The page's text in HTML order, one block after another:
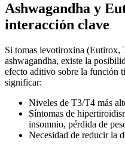
Ashwagandha y
interacción clave
Si tomas levotiroxina (Eutirox,
ashwagandha, existe la
efecto aditivo sobre la función
significar:
Niveles de T3/T4 más
Síntomas de
insomnio, pérdida de
Necesidad de reducir la